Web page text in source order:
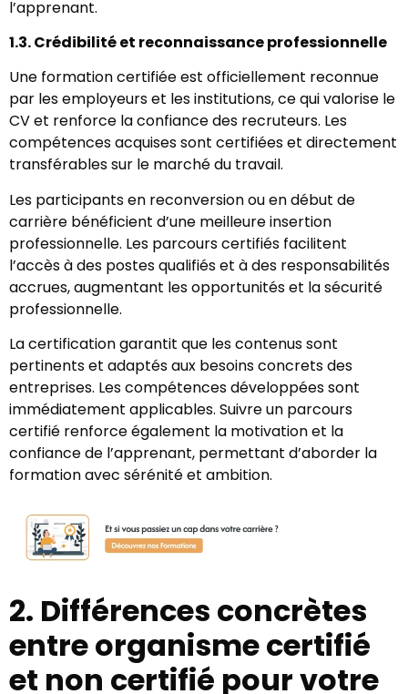
l’apprenant.
1.3. Crédibilité et reconnaissance professionnelle
Une formation certifiée est officiellement reconnue
par les employeurs et les institutions, ce qui valorise le
CV et renforce la confiance des recruteurs. Les
compétences acquises sont certifiées et directement
transférables sur le marché du travail.
Les participants en reconversion ou en début de
carrière bénéficient d’une meilleure insertion
professionnelle. Les parcours certifiés facilitent
l’accès à des postes qualifiés et à des responsabilités
accrues, augmentant les opportunités et la sécurité
professionnelle.
La certification garantit que les contenus sont
pertinents et adaptés aux besoins concrets des
entreprises. Les compétences développées sont
immédiatement applicables. Suivre un parcours
certifié renforce également la motivation et la
confiance de l’apprenant, permettant d’aborder la
formation avec sérénité et ambition.
2. Différences concrètes
entre organisme certifié
et non certifié pour votre